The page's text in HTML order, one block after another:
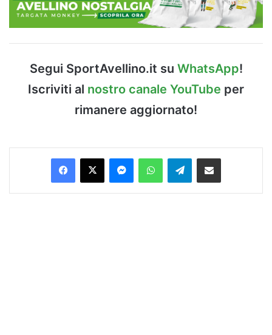
Segui SportAvellino.it su WhatsApp!
Iscriviti al nostro canale YouTube per
rimanere aggiornato!
Facebook
X MessengerWhatsAppTelegramCondividi via Email